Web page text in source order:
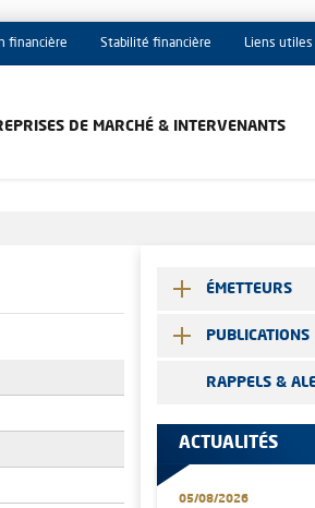
financière Stabilité financière Liens utiles
DE MARCHÉ & INTERVENANTS
ÉMETTEURS
RAPPELS &
ACTUALITÉS
05/08/2026